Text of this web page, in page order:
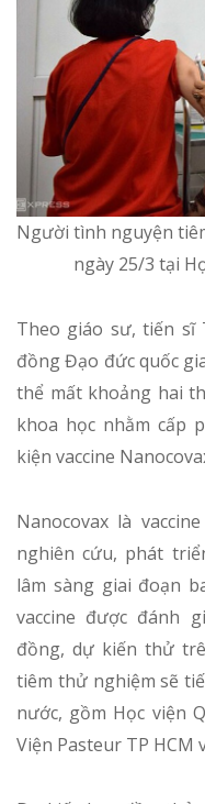
Người tình nguyện
ngày 25/3 tại
Theo giáo sư, tiến sĩ
đồng Đạo đức quốc
thể mất khoảng hai
khoa học nhằm cấp
kiện vaccine
Nanocovax là
nghiên cứu, phát
lâm sàng giai đoạn
vaccine được đánh
đồng, dự kiến thử
tiêm thử nghiệm sẽ
nước, gồm Học viện
Viện Pasteur TP HCM